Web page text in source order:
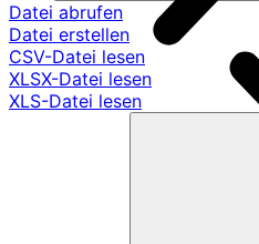
Datei abrufen
Datei erstellen
CSV-Datei lesen
XLSX-Datei lesen
XLS-Datei lesen